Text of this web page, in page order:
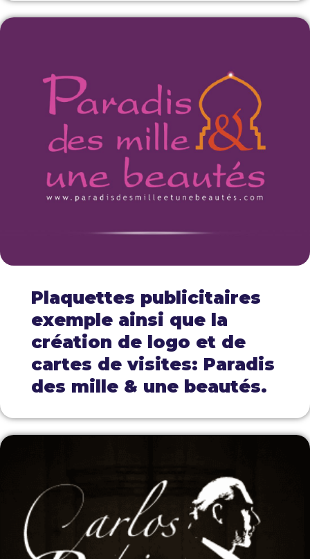
Plaquettes publicitaires
exemple ainsi que la
création de logo et de
cartes de visites: Paradis
des mille & une beautés.